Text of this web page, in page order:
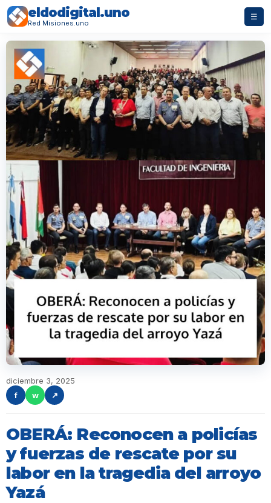
eldodigital.uno
Red Misiones.uno
☰
diciembre 3, 2025
f
w ↗
OBERÁ: Reconocen a policías
y fuerzas de rescate por su
labor en la tragedia del arroyo
Yazá